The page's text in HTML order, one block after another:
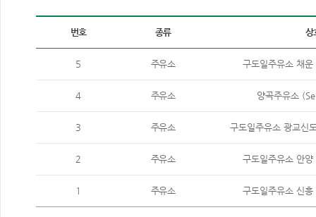
번호 종류 상
5 주유소 구도일주유소 채
4 주유소 양곡주유소
3 주유소 구도일주유소 광교신
2 주유소 구도일주유소 안
1 주유소 구도일주유소 신